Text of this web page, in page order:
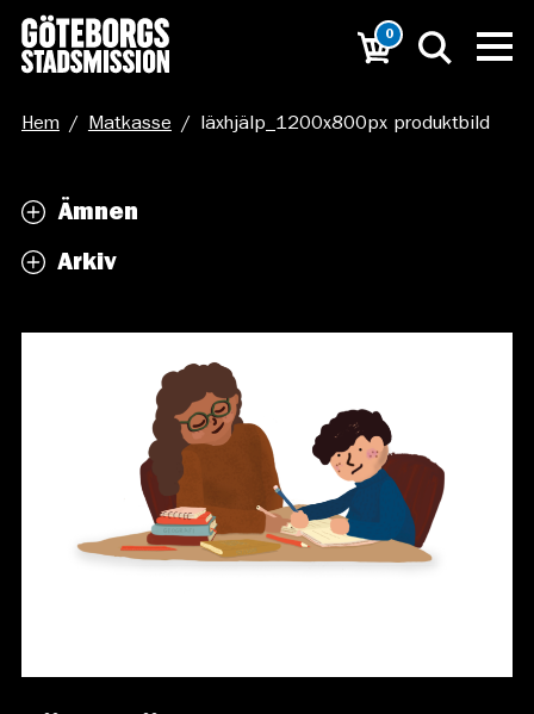
0
Hem / Matkasse / läxhjälp_1200x800px produktbild
Ämnen
Arkiv